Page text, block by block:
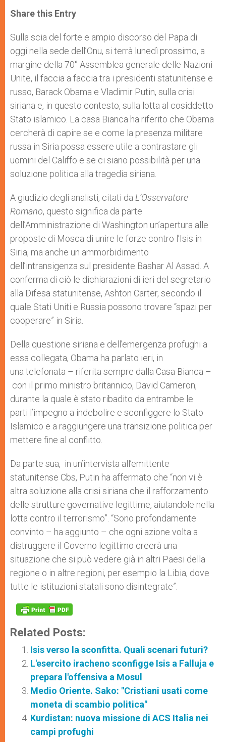
t
s
p
p
s
e
g
e
r
e
b
o
k
Share this Entry
Sulla scia del forte e ampio discorso del Papa di
oggi nella sede dell’Onu, si terrà lunedì prossimo, a
margine della 70° Assemblea generale delle Nazioni
Unite, il faccia a faccia tra i presidenti statunitense e
russo, Barack Obama e Vladimir Putin, sulla crisi
siriana e, in questo contesto, sulla lotta al cosiddetto
Stato islamico. La casa Bianca ha riferito che Obama
cercherà di capire se e come la presenza militare
russa in Siria possa essere utile a contrastare gli
uomini del Califfo e se ci siano possibilità per una
soluzione politica alla tragedia siriana.
A giudizio degli analisti, citati da L’Osservatore
Romano, questo significa da parte
dell’Amministrazione di Washington un’apertura alle
proposte di Mosca di unire le forze contro l’Isis in
Siria, ma anche un ammorbidimento
dell’intransigenza sul presidente Bashar Al Assad. A
conferma di ciò le dichiarazioni di ieri del segretario
alla Difesa statunitense, Ashton Carter, secondo il
quale Stati Uniti e Russia possono trovare “spazi per
cooperare” in Siria.
Della questione siriana e dell’emergenza profughi a
essa collegata, Obama ha parlato ieri, in
una telefonata – riferita sempre dalla Casa Bianca –
con il primo ministro britannico, David Cameron,
durante la quale è stato ribadito da entrambe le
parti l’impegno a indebolire e sconfiggere lo Stato
Islamico e a raggiungere una transizione politica per
mettere fine al conflitto.
Da parte sua, in un’intervista all’emittente
statunitense Cbs, Putin ha affermato che “non vi è
altra soluzione alla crisi siriana che il rafforzamento
delle strutture governative legittime, aiutandole nella
lotta contro il terrorismo”. “Sono profondamente
convinto – ha aggiunto – che ogni azione volta a
distruggere il Governo legittimo creerà una
situazione che si può vedere già in altri Paesi della
regione o in altre regioni, per esempio la Libia, dove
tutte le istituzioni statali sono disintegrate”.
Related Posts:
Isis verso la sconfitta. Quali scenari futuri?
L'esercito iracheno sconfigge Isis a Falluja e
prepara l'offensiva a Mosul
Medio Oriente. Sako: "Cristiani usati come
moneta di scambio politica"
Kurdistan: nuova missione di ACS Italia nei
campi profughi